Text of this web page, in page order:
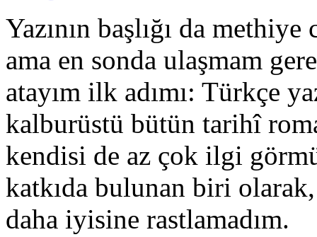
Yazının başlığı da
ama en sonda ulaşmam
atayım ilk adımı: Türkçe
kalburüstü bütün tarihî
kendisi de az çok ilgi
katkıda bulunan biri
daha iyisine rastlamadım.